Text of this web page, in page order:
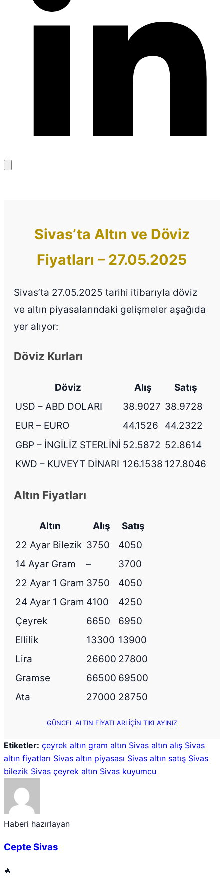
kopyala
Sivas’ta Altın ve Döviz
Fiyatları – 27.05.2025
Sivas’ta 27.05.2025 tarihi itibarıyla döviz
ve altın piyasalarındaki gelişmeler aşağıda
yer alıyor:
Döviz Kurları
Döviz Alış
Satış
USD – ABD DOLARI
38.9027 38.9728
EUR – EURO
44.1526
44.2322
GBP – İNGİLİZ STERLİNİ 52.5872 52.8614
KWD – KUVEYT DİNARI 126.1538 127.8046
Altın Fiyatları
Altın Alış
Satış
22 Ayar Bilezik 3750
4050
14 Ayar Gram
–
3700
22 Ayar 1 Gram 3750
4050
24 Ayar 1 Gram 4100
4250
Çeyrek
6650
6950
Ellilik
13300 13900
Lira
26600 27800
Gramse
66500 69500
Ata
27000 28750
GÜNCEL ALTIN FİYATLARI İÇİN TIKLAYINIZ
Etiketler: çeyrek altın gram altın Sivas altın alış Sivas
altın fiyatları Sivas altın piyasası Sivas altın satış Sivas
bilezik Sivas çeyrek altın Sivas kuyumcu
Haberi hazırlayan
Cepte Sivas
🔥